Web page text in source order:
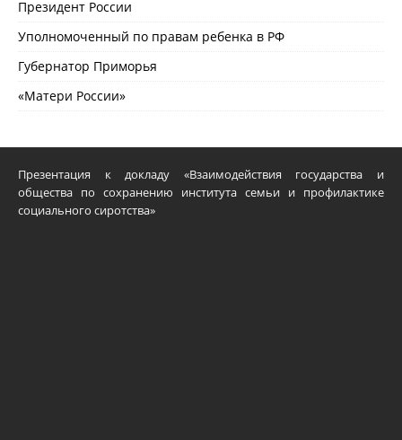
Президент России
Уполномоченный по правам ребенка в РФ
Губернатор Приморья
«Матери России»
Презентация к докладу «Взаимодействия государства и
общества по сохранению института семьи и профилактике
социального сиротства»